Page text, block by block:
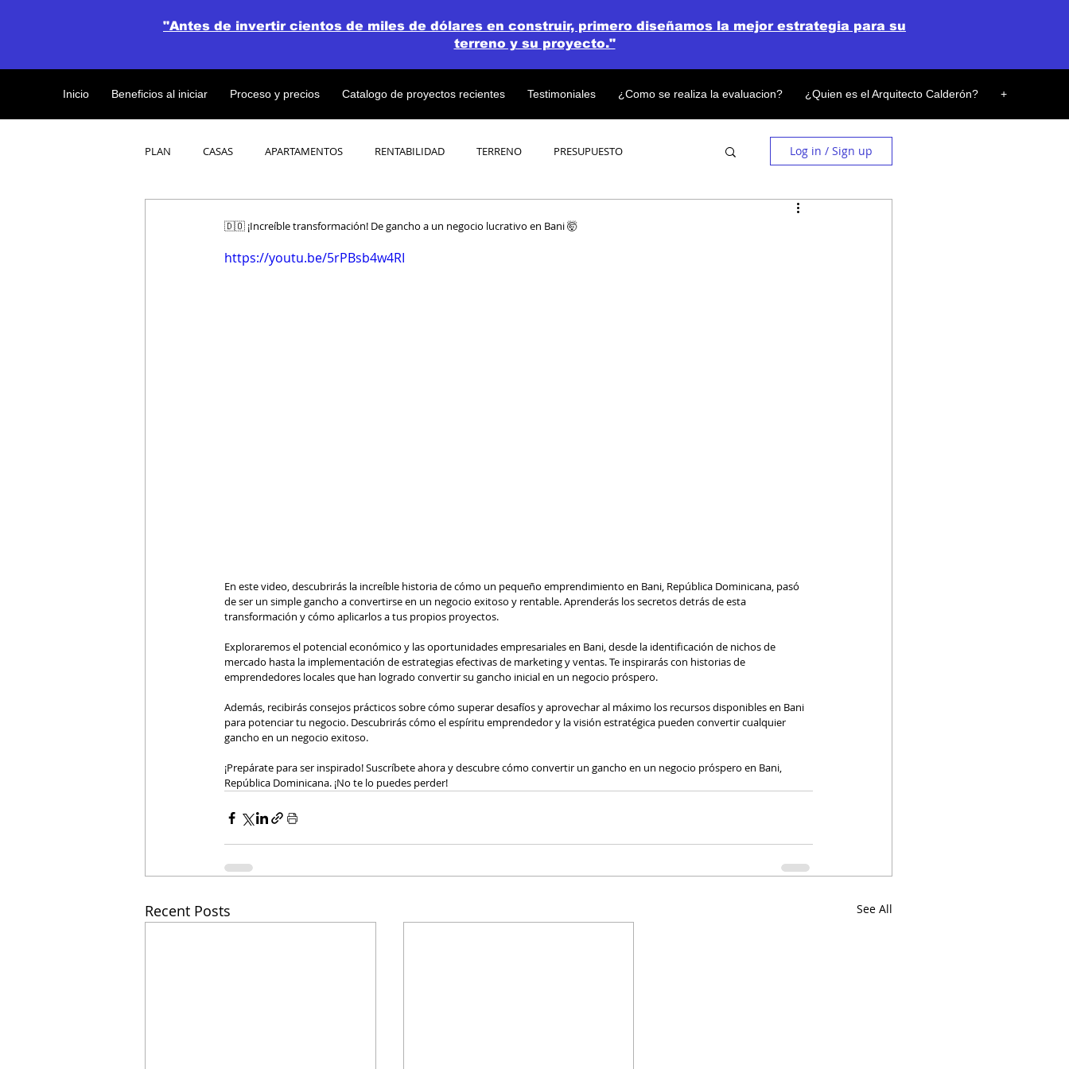
Inicio Beneficios al iniciar Proceso y precios Catalogo de proyectos recientes Testimoniales ¿Como se realiza la evaluacion? ¿Quien es el Arquitecto Calderón? +
"Antes de invertir cientos de miles de dólares en construir, primero diseñamos la mejor estrategia para su
terreno y su proyecto."
PLAN CASAS APARTAMENTOS RENTABILIDAD TERRENO PRESUPUESTO Log in / Sign up
🇩🇴 ¡Increíble transformación! De gancho a un negocio lucrativo en Bani 🤯
https://youtu.be/5rPBsb4w4RI
En este video, descubrirás la increíble historia de cómo un pequeño emprendimiento en Bani, República Dominicana, pasó
de ser un simple gancho a convertirse en un negocio exitoso y rentable. Aprenderás los secretos detrás de esta
transformación y cómo aplicarlos a tus propios proyectos.
Exploraremos el potencial económico y las oportunidades empresariales en Bani, desde la identificación de nichos de
mercado hasta la implementación de estrategias efectivas de marketing y ventas. Te inspirarás con historias de
emprendedores locales que han logrado convertir su gancho inicial en un negocio próspero.
Además, recibirás consejos prácticos sobre cómo superar desafíos y aprovechar al máximo los recursos disponibles en Bani
para potenciar tu negocio. Descubrirás cómo el espíritu emprendedor y la visión estratégica pueden convertir cualquier
gancho en un negocio exitoso.
¡Prepárate para ser inspirado! Suscríbete ahora y descubre cómo convertir un gancho en un negocio próspero en Bani,
República Dominicana. ¡No te lo puedes perder!
Recent Posts See All